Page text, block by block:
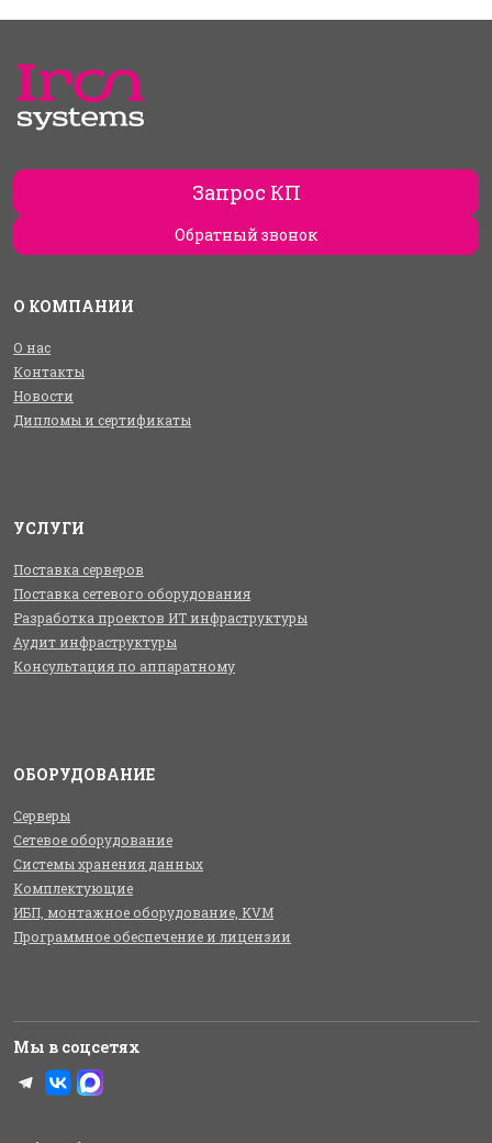
Запрос КП
Обратный звонок
О КОМПАНИИ
О нас
Контакты
Новости
Дипломы и сертификаты
УСЛУГИ
Поставка серверов
Поставка сетевого оборудования
Разработка проектов ИТ инфраструктуры
Аудит инфраструктуры
Консультация по аппаратному
ОБОРУДОВАНИЕ
Серверы
Сетевое оборудование
Системы хранения данных
Комплектующие
ИБП, монтажное оборудование, KVM
Программное обеспечение и лицензии
Мы в соцсетях